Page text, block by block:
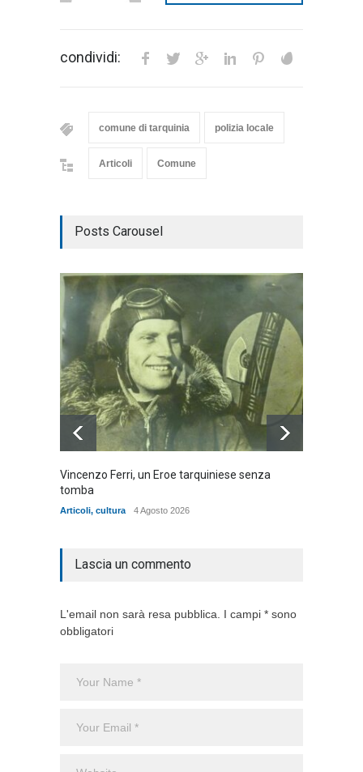
condividi:
comune di tarquinia polizia locale
Articoli Comune
Posts Carousel
Vincenzo Ferri, un Eroe tarquiniese senza
tomba
Articoli, cultura 4 Agosto 2026
Lascia un commento
L'email non sarà resa pubblica. I campi * sono
obbligatori